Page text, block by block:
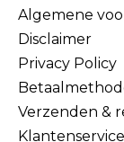
Algemene
Disclaimer
Privacy Policy
Verzenden &
Klantenservice